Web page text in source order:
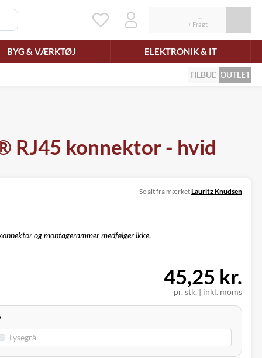
BYG & VÆRKTØJ ELEKTRONIK & IT
TILBUD OUTLET
RJ45 konnektor - hvid
Se alt fra mærketLauritz Knudsen
og montagerammer medfølger ikke.
pr. stk. | inkl. moms
45,25 kr.